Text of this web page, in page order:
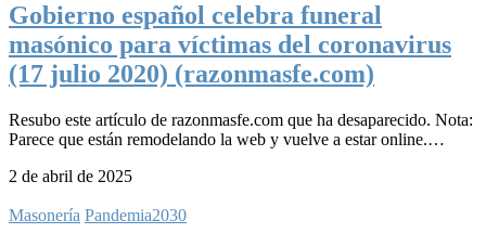
Gobierno español celebra funeral
masónico para víctimas del coronavirus
(17 julio 2020) (razonmasfe.com)
Resubo este artículo de razonmasfe.com que ha desaparecido. Nota:
Parece que están remodelando la web y vuelve a estar online.…
2 de abril de 2025
Masonería Pandemia2030